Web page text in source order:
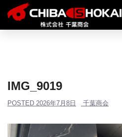
IMG_9019
POSTED 2026年7月8日 千葉商会